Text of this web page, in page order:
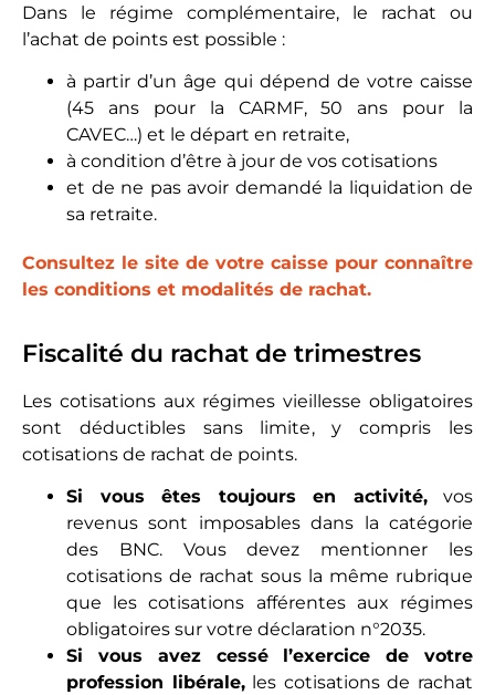
Dans le régime complémentaire, le rachat ou
l’achat de points est possible :
à partir d’un âge qui dépend de votre caisse
(45 ans pour la CARMF, 50 ans pour la
CAVEC…) et le départ en retraite,
à condition d’être à jour de vos cotisations
et de ne pas avoir demandé la liquidation de
sa retraite.
Consultez le site de votre caisse pour connaître
les conditions et modalités de rachat.
Fiscalité du rachat de trimestres
Les cotisations aux régimes vieillesse obligatoires
sont déductibles sans limite, y compris les
cotisations de rachat de points.
Si vous êtes toujours en activité,vos
revenus sont imposables dans la catégorie
des BNC. Vous devez mentionner les
cotisations de rachat sous la même rubrique
que les cotisations afférentes aux régimes
obligatoires sur votre déclaration n°2035.
Si vous avez cessé l’exercice de votre
profession libérale,les cotisations de rachat